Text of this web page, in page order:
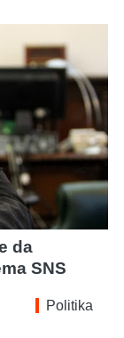
da
SNS
Politika